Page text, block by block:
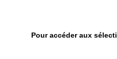
Pour accéder aux